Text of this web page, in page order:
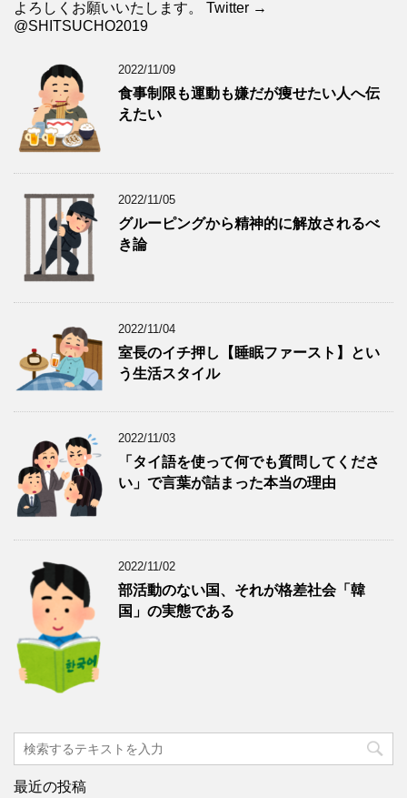
よろしくお願いいたします。 Twitter →
@SHITSUCHO2019
2022/11/09
食事制限も運動も嫌だが痩せたい人へ伝
えたい
2022/11/05
グルーピングから精神的に解放されるべ
き論
2022/11/04
室長のイチ押し【睡眠ファースト】とい
う生活スタイル
2022/11/03
「タイ語を使って何でも質問してくださ
い」で言葉が詰まった本当の理由
2022/11/02
部活動のない国、それが格差社会「韓
国」の実態である
最近の投稿